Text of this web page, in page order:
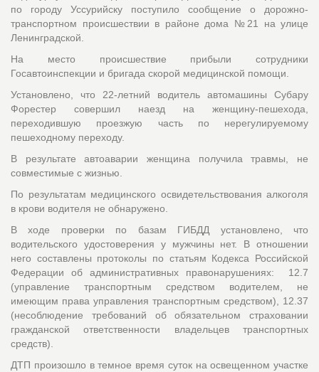
по городу Уссурийску поступило сообщение о дорожно-
транспортном происшествии в районе дома №21 на улице
Ленинградской.
На место происшествие прибыли сотрудники
Госавтоинспекции и бригада скорой медицинской помощи.
Установлено, что 22-летний водитель автомашины Субару
Форестер совершил наезд на женщину-пешехода,
переходившую проезжую часть по нерегулируемому
пешеходному переходу.
В результате автоаварии женщина получила травмы, не
совместимые с жизнью.
По результатам медицинского освидетельствования алкоголя
в крови водителя не обнаружено.
В ходе проверки по базам ГИБДД установлено, что
водительского удостоверения у мужчины нет. В отношении
него составлены протоколы по статьям Кодекса Российской
Федерации об административных правонарушениях: 12.7
(управление транспортным средством водителем, не
имеющим права управления транспортным средством), 12.37
(несоблюдение требований об обязательном страховании
гражданской ответственности владельцев транспортных
средств).
ДТП произошло в темное время суток на освещенном участке